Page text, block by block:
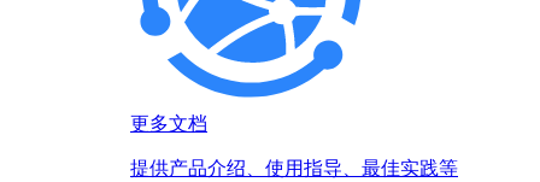
更多文档
提供产品介绍、使用指导、最佳实践等